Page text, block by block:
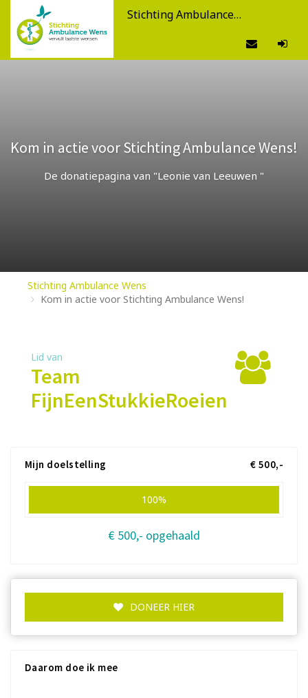
Stichting Ambulance Wens
Kom in actie voor Stichting Ambulance Wens!
De donatiepagina van "Leonie van Leeuwen "
Stichting Ambulance Wens
Kom in actie voor Stichting Ambulance Wens!
Lid van
Team
FijnEenStukkieRoeien
Mijn doelstelling € 500,-
100%
€ 500,- opgehaald
DONEER HIER
Daarom doe ik mee